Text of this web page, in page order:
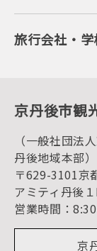
旬の食
フルーツ
美術館・資
観光
海水浴
キャンプ
お宿探し
宿泊・日
予約照会
宿泊施設
アクセス
お知らせ
イベント情報
デジタル観光
リアルタイ
会員向けサー
KTAニュース
会員加入・会
旅行会社・
プレスリリー
京丹後市観
（一般社団
丹後地域本部）
〒629-3101京
アミティ丹後
営業時間：
京